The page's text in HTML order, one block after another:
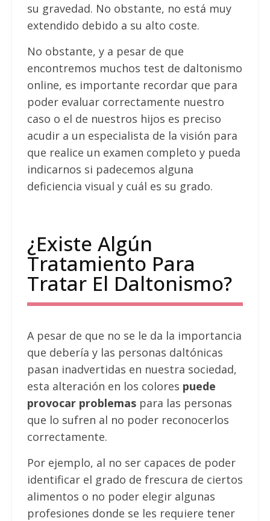
su gravedad. No obstante, no está muy
extendido debido a su alto coste.
No obstante, y a pesar de que
encontremos muchos test de daltonismo
online, es importante recordar que para
poder evaluar correctamente nuestro
caso o el de nuestros hijos es preciso
acudir a un especialista de la visión para
que realice un examen completo y pueda
indicarnos si padecemos alguna
deficiencia visual y cuál es su grado.
¿Existe Algún
Tratamiento Para
Tratar El Daltonismo?
A pesar de que no se le da la importancia
que debería y las personas daltónicas
pasan inadvertidas en nuestra sociedad,
esta alteración en los colores puede
provocar problemaspara las personas
que lo sufren al no poder reconocerlos
correctamente.
Por ejemplo, al no ser capaces de poder
identificar el grado de frescura de ciertos
alimentos o no poder elegir algunas
profesiones donde se les requiere tener